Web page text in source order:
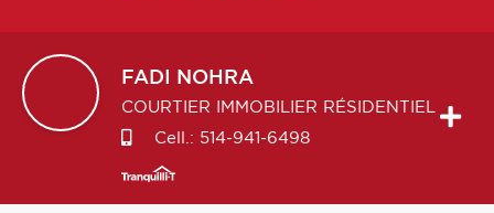
FADI NOHRA
COURTIER IMMOBILIER RÉSIDENTIEL
Cell.: 514-941-6498